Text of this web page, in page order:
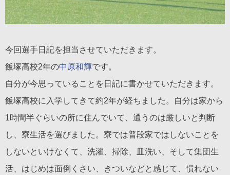
今回選手日記を担当させていただきます。
飯塚高校2年の中原和輝です。
自分が今思っていることを日記に書かせていただきます。
飯塚高校に入学してきて約2年が経ちました。自分は家から
1時間半ぐらいの所に住んでいて、通うのは厳しいと判断
し、寮生活を選びました。寮では普段家ではしないことを
しないといけなくて、洗濯、掃除、皿洗い、そして集団生
活、はじめは面倒くさい、きついなどと感じて、慣れない